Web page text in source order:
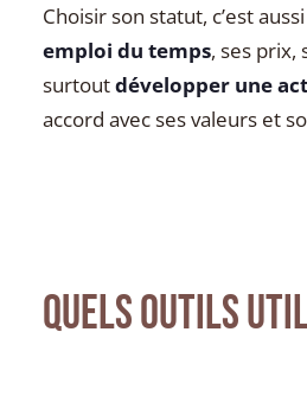
Choisir son statut, c’est
emploi du temps, ses prix,
surtoutdévelopper une
accord avec ses valeurs et
Quels outils